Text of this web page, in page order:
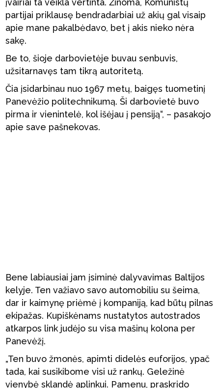
įvairiai ta veikla vertinta. Žinoma, Komunistų
partijai priklausę bendradarbiai už akių gal visaip
apie mane pakalbėdavo, bet į akis nieko nėra
sakę.
Be to, šioje darbovietėje buvau senbuvis,
užsitarnavęs tam tikrą autoritetą.
Čia įsidarbinau nuo 1967 metų, baigęs tuometinį
Panevėžio politechnikumą. Ši darbovietė buvo
pirma ir vienintelė, kol išėjau į pensiją“, – pasakojo
apie save pašnekovas.
Bene labiausiai jam įsiminė dalyvavimas Baltijos
kelyje. Ten važiavo savo automobiliu su šeima,
dar ir kaimynę priėmė į kompaniją, kad būtų pilnas
ekipažas. Kupiškėnams nustatytos autostrados
atkarpos link judėjo su visa mašinų kolona per
Panevėžį.
„Ten buvo žmonės, apimti didelės euforijos, ypač
tada, kai susikibome visi už rankų. Geležinė
vienybė sklandė aplinkui. Pamenu, praskrido